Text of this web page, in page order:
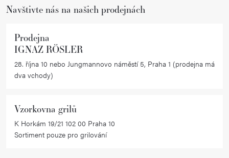
Navštivte nás na našich prodejnách
Prodejna
IGNAZ RÖSLER
28. října 10 nebo Jungmannovo náměstí 5, Praha 1 (prodejna má
dva vchody)
Vzorkovna grilů
K Horkám 19/21 102 00 Praha 10
Sortiment pouze pro grilování